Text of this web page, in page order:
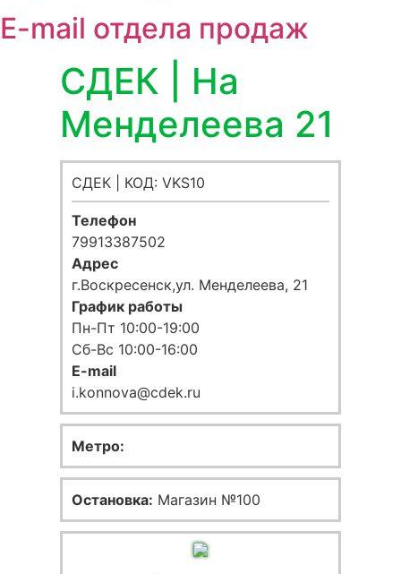
E-mail отдела продаж
СДЕК | На
Менделеева 21
СДЕК | КОД: VKS10
Телефон
79913387502
Адрес
г.Воскресенск,ул. Менделеева, 21
График работы
Пн-Пт 10:00-19:00
Сб-Вс 10:00-16:00
E-mail
i.konnova@cdek.ru
Метро:
Остановка: Магазин №100